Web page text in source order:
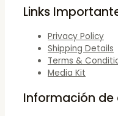
Links
Privacy Policy
Shipping Details
Terms &
Media Kit
Información